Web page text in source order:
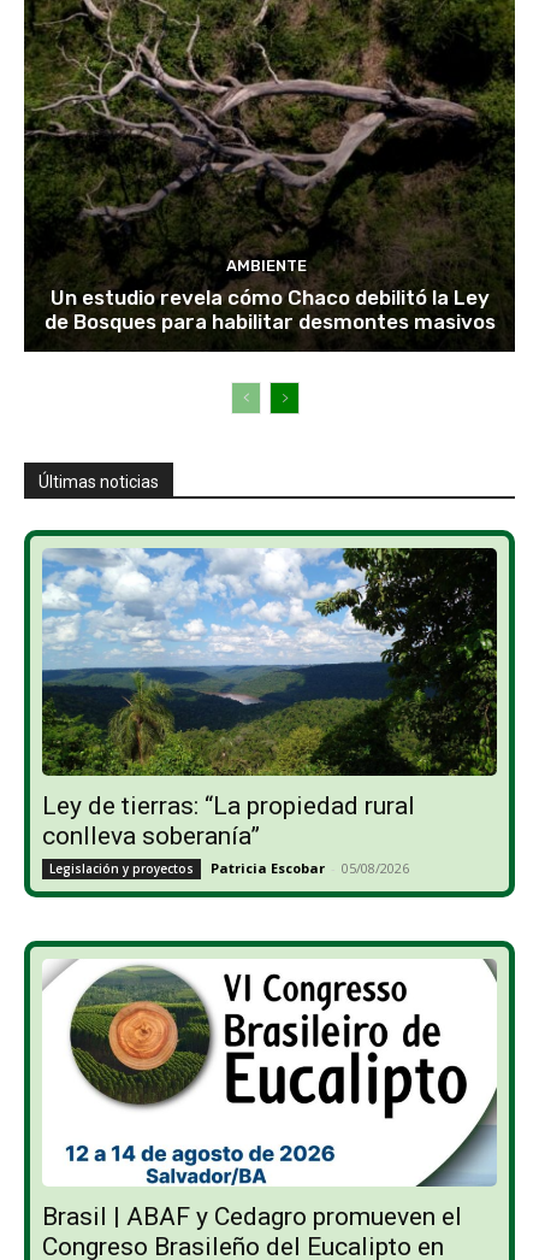
AMBIENTE
Un estudio revela cómo Chaco debilitó la Ley
de Bosques para habilitar desmontes masivos
Últimas noticias
Ley de tierras: “La propiedad rural
conlleva soberanía”
Legislación y proyectos Patricia Escobar - 05/08/2026
Brasil | ABAF y Cedagro promueven el
Congreso Brasileño del Eucalipto en